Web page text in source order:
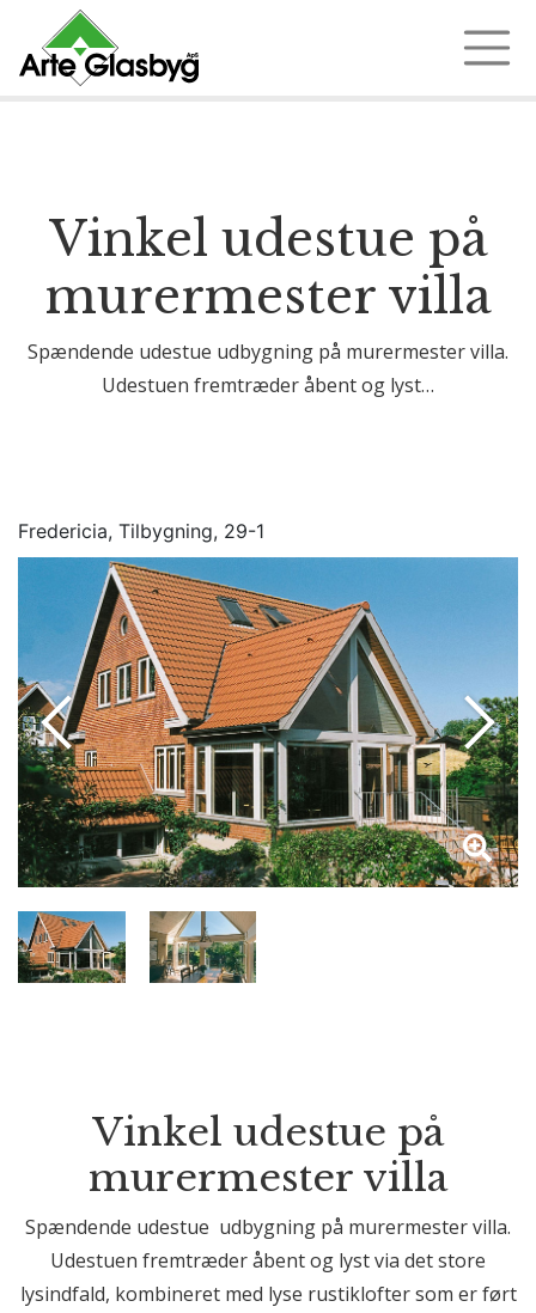
Vinkel udestue på
murermester villa
Spændende udestue udbygning på murermester villa.
Udestuen fremtræder åbent og lyst…
Fredericia, Tilbygning, 29-1
Vinkel udestue på
murermester villa
Spændende udestue udbygning på murermester villa.
Udestuen fremtræder åbent og lyst via det store
lysindfald, kombineret med lyse rustiklofter som er ført